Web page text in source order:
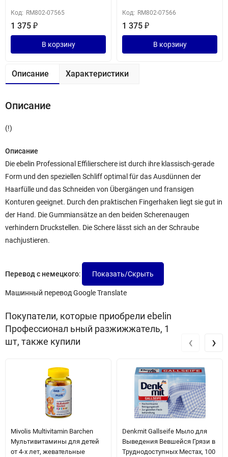
Код: RM802-07565
1 375 ₽
В корзину
Код: RM802-07566
1 375 ₽
В корзину
Описание Характеристики
Описание
(!)
Описание
Die ebelin Professional Effilierschere ist durch ihre klassisch-gerade
Form und den speziellen Schliff optimal für das Ausdünnen der
Haarfülle und das Schneiden von Übergängen und fransigen
Konturen geeignet. Durch den praktischen Fingerhaken liegt sie gut in
der Hand. Die Gummiansätze an den beiden Scherenaugen
verhindern Druckstellen. Die Schere lässt sich an der Schraube
nachjustieren.
Перевод с немецкого:
Машинный перевод Google Translate
Покупатели, которые приобрели ebelin
Профессионал ьный разжижжатель, 1
шт, также купили
Mivolis Multivitamin Barchen
Мультивитамины для детей
от 4-х лет, жевательные
Denkmit Gallseife Мыло для
Выведения Вевшейся Грязи в
Труднодоступных Местах, 100
‹ ›